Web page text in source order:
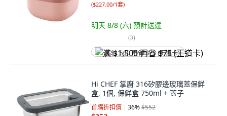
($227.00/1套)
明天 8/8 (六) 預計送達
(3)
满 $1,500 再省 $75 (王道卡)
Hi CHEF 掌廚 316矽膠邊玻璃蓋保鮮
盒, 1個, 保鮮盒 750ml + 蓋子
首購折扣價 36%$552